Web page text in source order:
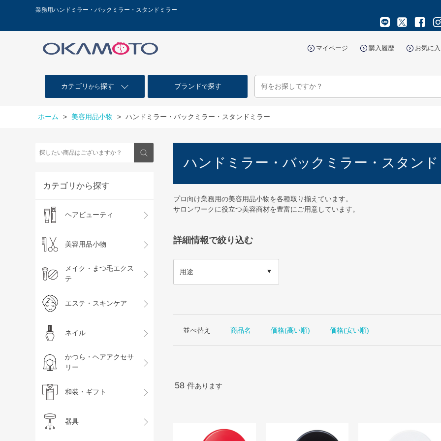
業務用ハンドミラー・バックミラー・スタンドミラー
マイページ 購入履歴 お気に
カテゴリ から探す ブランドで探す
ホーム > 美容用品小物 > ハンドミラー・バックミラー・スタンドミラー
カテゴリから探す
ヘアビューティ
美容用品小物
メイク・まつ毛エクス
テ
エステ・スキンケア
ネイル
かつら・ヘアアクセサ
リー
和装・ギフト
器具
ハンドミラー・バックミラー・スタン
プロ向け業務用の美容用品小物を各種取り揃えています。
サロンワークに役立つ美容商材を豊富にご用意しています。
詳細情報で絞り込む
用途
並べ替え 商品名 価格(高い順) 価格(安い順)
58 件あります